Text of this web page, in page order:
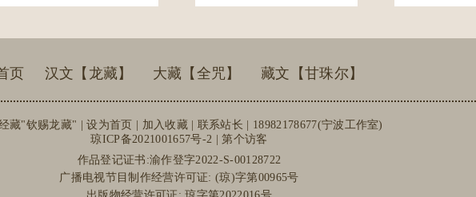
页 汉文【龙藏】 大藏【全咒】 藏文【甘珠尔】
藏"钦赐龙藏" |设为首页 加入收藏| 联系站长 | 18982178677(宁波工作室)
琼ICP备2021001657号-2 | 第个访客
作品登记证书:渝作登字2022-S-00128722
广播电视节目制作经营许可证: (琼)字第00965号